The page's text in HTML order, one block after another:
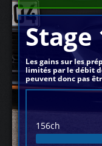
Stage
Les gains sur les
limités par le débit
peuvent donc pas
156ch